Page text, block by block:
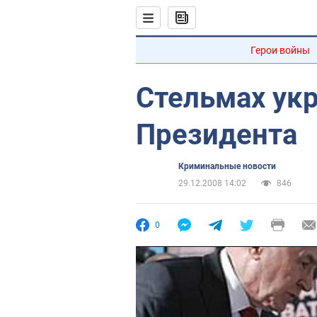
Герои войны
Стельмах
Президента
Криминальные новости
29.12.2008 14:02
846
0